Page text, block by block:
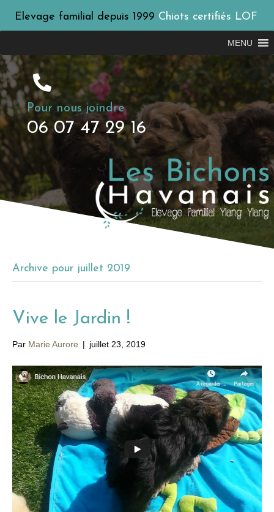
Elevage familial depuis 1999 Chiots certifiés LOF
MENU
Pour nous joindre
06 07 47 29 16
Archive pour juillet 2019
Vive le Jardin !
Par Marie Aurore | juillet 23, 2019